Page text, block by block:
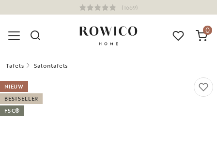
(1669)
0
Tafels Salontafels
NIEUW
BESTSELLER
FSC®